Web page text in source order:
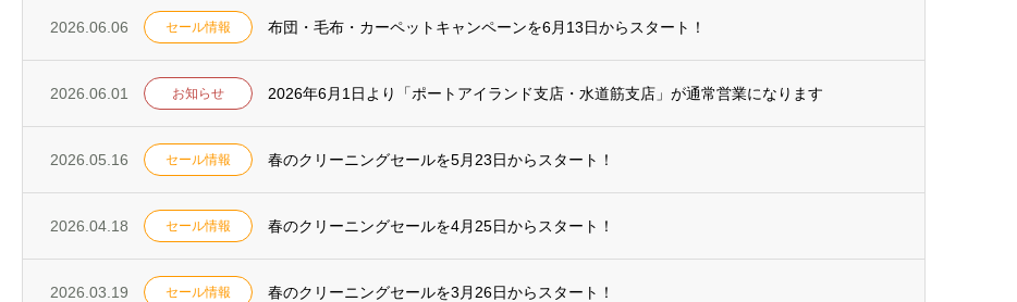
2026.06.06 セール情報 布団・毛布・カーペットキャンペーンを6月13日からスタート！
2026.06.01 お知らせ 2026年6月1日より「ポートアイランド支店・水道筋支店」が通常営業になります
2026.05.16 セール情報 春のクリーニングセールを5月23日からスタート！
2026.04.18 セール情報 春のクリーニングセールを4月25日からスタート！
2026.03.19 セール情報 春のクリーニングセールを3月26日からスタート！